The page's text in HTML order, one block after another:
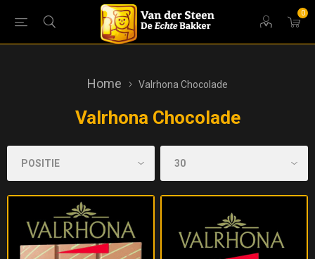
0
Home Valrhona Chocolade
Valrhona Chocolade